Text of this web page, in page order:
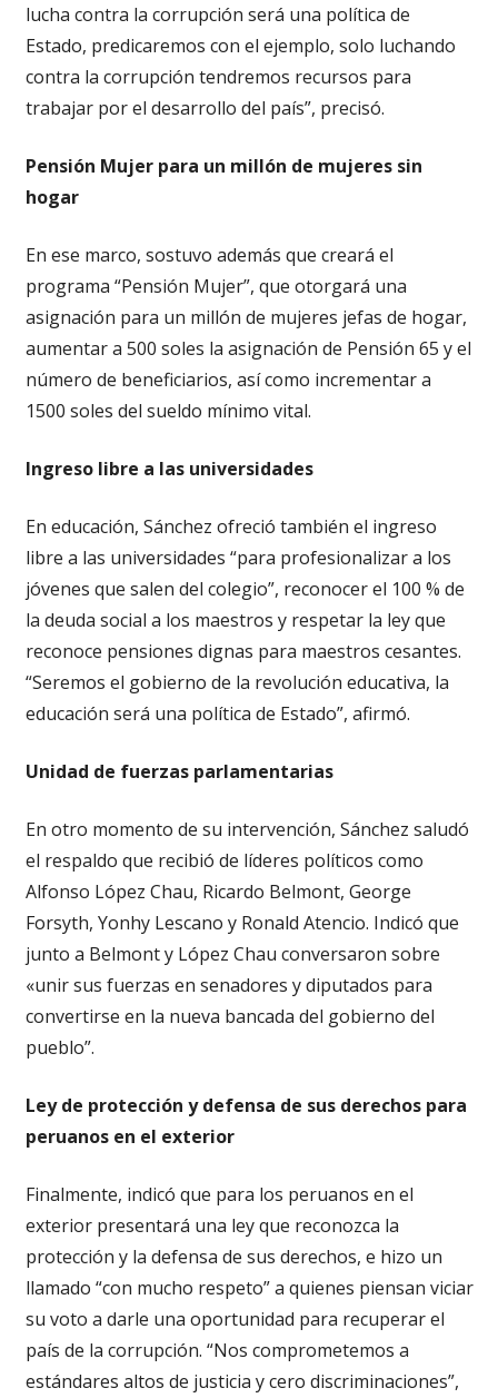
lucha contra la corrupción será una política de
Estado, predicaremos con el ejemplo, solo luchando
contra la corrupción tendremos recursos para
trabajar por el desarrollo del país”, precisó.
Pensión Mujer para un millón de mujeres sin
hogar
En ese marco, sostuvo además que creará el
programa “Pensión Mujer”, que otorgará una
asignación para un millón de mujeres jefas de hogar,
aumentar a 500 soles la asignación de Pensión 65 y el
número de beneficiarios, así como incrementar a
1500 soles del sueldo mínimo vital.
Ingreso libre a las universidades
En educación, Sánchez ofreció también el ingreso
libre a las universidades “para profesionalizar a los
jóvenes que salen del colegio”, reconocer el 100 % de
la deuda social a los maestros y respetar la ley que
reconoce pensiones dignas para maestros cesantes.
“Seremos el gobierno de la revolución educativa, la
educación será una política de Estado”, afirmó.
Unidad de fuerzas parlamentarias
En otro momento de su intervención, Sánchez saludó
el respaldo que recibió de líderes políticos como
Alfonso López Chau, Ricardo Belmont, George
Forsyth, Yonhy Lescano y Ronald Atencio. Indicó que
junto a Belmont y López Chau conversaron sobre
«unir sus fuerzas en senadores y diputados para
convertirse en la nueva bancada del gobierno del
pueblo”.
Ley de protección y defensa de sus derechos para
peruanos en el exterior
Finalmente, indicó que para los peruanos en el
exterior presentará una ley que reconozca la
protección y la defensa de sus derechos, e hizo un
llamado “con mucho respeto” a quienes piensan viciar
su voto a darle una oportunidad para recuperar el
país de la corrupción. “Nos comprometemos a
estándares altos de justicia y cero discriminaciones”,